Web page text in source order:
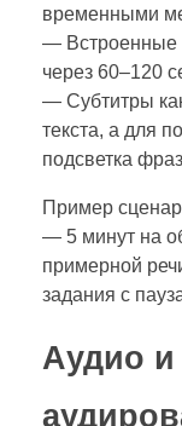
временными
— Встроенные
через 60–120
— Субтитры
текста, а для
подсветка
Пример
— 5 минут на
примерной
задания с
Аудио и